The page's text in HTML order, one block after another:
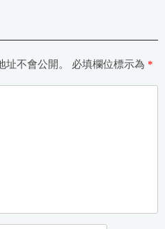
不會公開。 必填欄位標示為 *